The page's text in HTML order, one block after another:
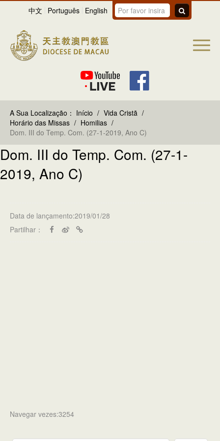
中文 Português English
A Sua Localização： Início / Vida Cristã /
Horário das Missas / Homilias /
Dom. III do Temp. Com. (27-1-2019, Ano C)
Dom. III do Temp. Com. (27-1-
2019, Ano C)
Data de lançamento:2019/01/28
Partilhar：
Navegar vezes:3254